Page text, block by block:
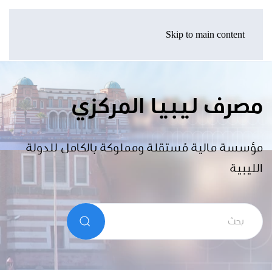
Skip to main content
مصرف ليبيا المركزي
مؤسسة مالية مُستقلة ومملوكة بالكامل للدولة
الليبية